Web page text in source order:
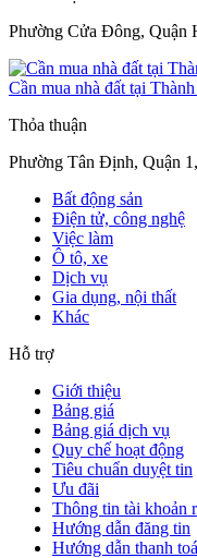
Phường Cửa Đông, Quận
Cần mua nhà đất tại
Thỏa thuận
Phường Tân Định, Quận
Bất động sản
Điện tử, công nghệ
Việc làm
Ô tô, xe
Dịch vụ
Gia dụng, nội thất
Khác
Hỗ trợ
Giới thiệu
Bảng giá
Bảng giá dịch vụ
Quy chế hoạt động
Tiêu chuẩn duyệt tin
Ưu đãi
Thông tin tài khoản
Hướng dẫn đăng tin
Hướng dẫn thanh